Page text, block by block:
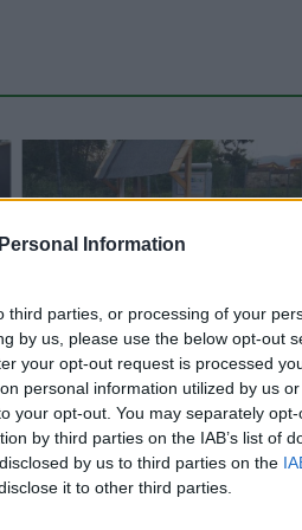
Information
parties, or processing of your
by us, please use the below opt-out
your opt-out request is processed
personal information utilized by us
your opt-out. You may separately
by third parties on the IAB’s list of
by us to third parties on the
it to other third parties.
Carica foto